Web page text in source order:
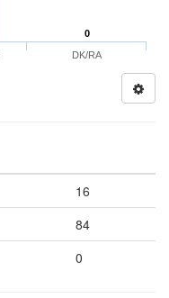
0
DK/RA
16
84
0